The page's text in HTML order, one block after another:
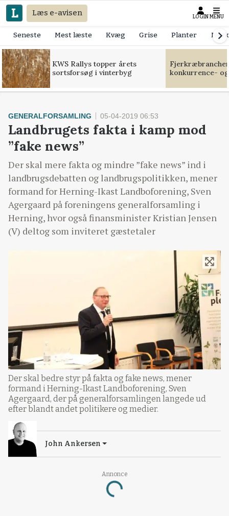
Læs e-avisen LOGIN MENU
Seneste Mest læste Kvæg Grise Planter
KWS Rallys topper årets
sortsforsøg i vinterbyg
konkurrence-
Annonce
Loading...
GENERALFORSAMLING 05-04-2019 06:53
Landbrugets fakta i kamp mod
”fake news”
Der skal mere fakta og mindre ”fake news” ind i
landbrugsdebatten og landbrugspolitikken, mener
formand for Herning-Ikast Landboforening, Sven
Agergaard på foreningens generalforsamling i
Herning, hvor også finansminister Kristian Jensen
(V) deltog som inviteret gæstetaler
Der skal bedre styr på fakta og fake news, mener
formand i Herning-Ikast Landboforening, Sven
Agergaard, der på generalforsamlingen langede ud
efter blandt andet politikere og medier.
John Ankersen